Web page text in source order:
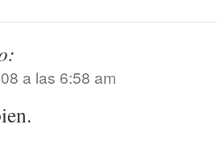
a las 6:58 am